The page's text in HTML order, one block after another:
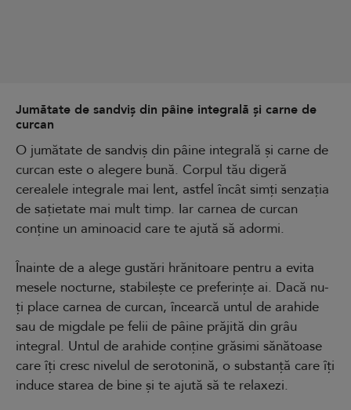
Jumătate de sandviș din pâine integrală și carne de
curcan
O jumătate de sandviș din pâine integrală și carne de
curcan este o alegere bună. Corpul tău digeră
cerealele integrale mai lent, astfel încât simți senzația
de sațietate mai mult timp. Iar carnea de curcan
conține un aminoacid care te ajută să adormi.
Înainte de a alege gustări hrănitoare pentru a evita
mesele nocturne, stabilește ce preferințe ai. Dacă nu-
ți place carnea de curcan, încearcă untul de arahide
sau de migdale pe felii de pâine prăjită din grâu
integral. Untul de arahide conține grăsimi sănătoase
care îți cresc nivelul de serotonină, o substanță care îți
induce starea de bine și te ajută să te relaxezi.